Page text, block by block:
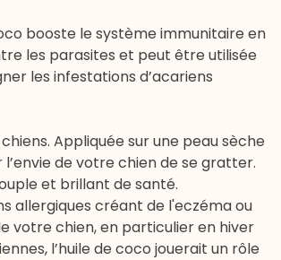
booste le système immunitaire en
les parasites et peut être utilisée
les infestations d’acariens
Appliquée sur une peau sèche
de votre chien de se gratter.
et brillant de santé.
allergiques créant de l'eczéma ou
votre chien, en particulier en hiver
l’huile de coco jouerait un rôle